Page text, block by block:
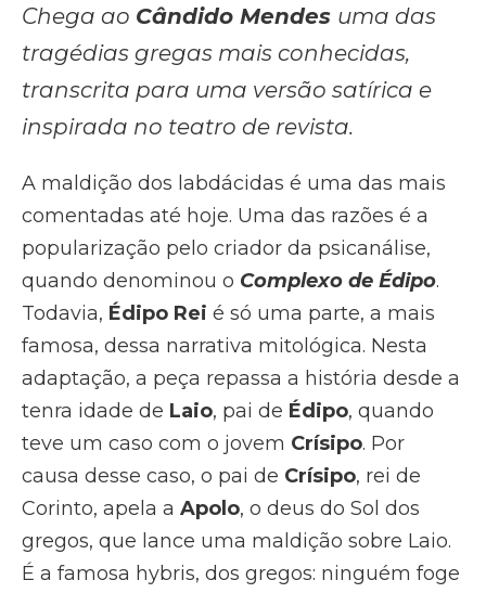
Chega ao Cândido Mendes uma das
tragédias gregas mais conhecidas,
transcrita para uma versão satírica e
inspirada no teatro de revista.
A maldição dos labdácidas é uma das mais
comentadas até hoje. Uma das razões é a
popularização pelo criador da psicanálise,
quando denominou o Complexo de Édipo.
Todavia, Édipo Rei é só uma parte, a mais
famosa, dessa narrativa mitológica. Nesta
adaptação, a peça repassa a história desde a
tenra idade de Laio, pai de Édipo, quando
teve um caso com o jovem Crísipo. Por
causa desse caso, o pai de Crísipo, rei de
Corinto, apela a Apolo, o deus do Sol dos
gregos, que lance uma maldição sobre Laio.
É a famosa hybris, dos gregos: ninguém foge